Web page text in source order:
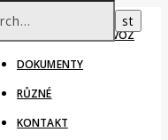
ŠKOLNÍ ROK – PROVOZ
DOKUMENTY
RŮZNÉ
KONTAKT